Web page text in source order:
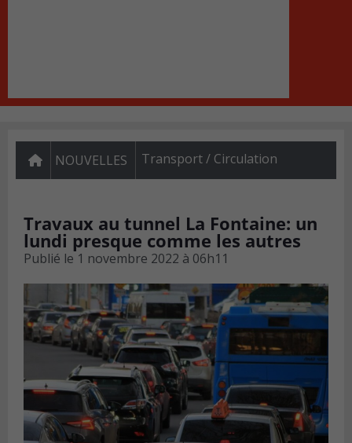
NOUVELLES Transport / Circulation
Travaux au tunnel La Fontaine: un
lundi presque comme les autres
Publié le 1 novembre 2022 à 06h11